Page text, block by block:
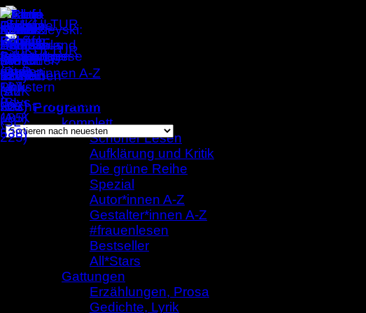
Zum
Inhalt
springen
Programm
komplett
Schöner Lesen
Aufklärung und Kritik
Die grüne Reihe
Spezial
Autor*innen A-Z
Gestalter*innen A-Z
#frauenlesen
Bestseller
All*Stars
Gattungen
Erzählungen, Prosa
Gedichte, Lyrik
Autor*innen A-Z
Einzelnes Ergebnis wird angezeigt